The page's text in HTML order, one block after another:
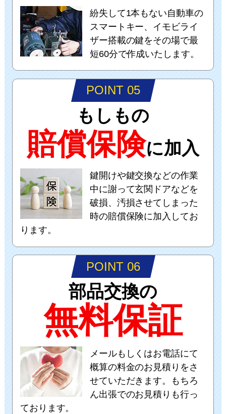
紛失して1本もない自動車の
スマートキー、イモビライ
ザー搭載の鍵をその場で最
短60分で作成いたします。
POINT 05
もしもの
賠償保険に加入
鍵開けや鍵交換などの作業
中に謝って玄関ドアなどを
破損、汚損させてしまった
時の賠償保険に加入してお
ります。
POINT 06
部品交換の
無料保証
メールもしくはお電話にて
概算の料金のお見積りをさ
せていただきます。もちろ
ん出張でのお見積りも行っ
ております。